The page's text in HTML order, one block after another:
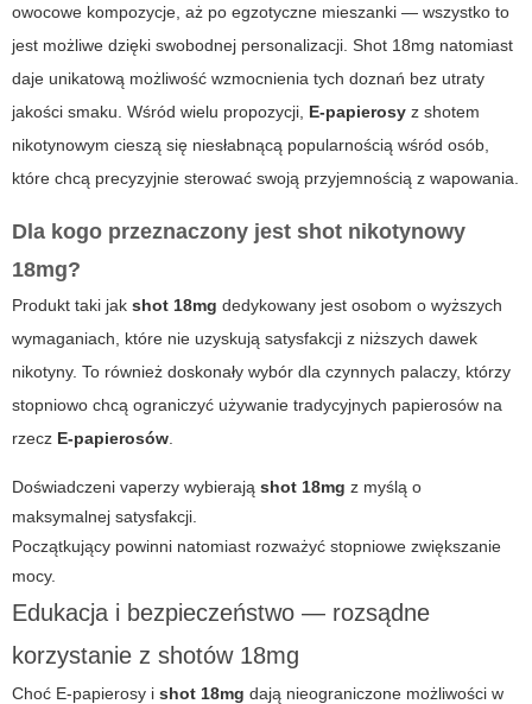
owocowe kompozycje, aż po egzotyczne mieszanki — wszystko to
jest możliwe dzięki swobodnej personalizacji. Shot 18mg natomiast
daje unikatową możliwość wzmocnienia tych doznań bez utraty
jakości smaku. Wśród wielu propozycji, E-papierosy z shotem
nikotynowym cieszą się niesłabnącą popularnością wśród osób,
które chcą precyzyjnie sterować swoją przyjemnością z wapowania.
Dla kogo przeznaczony jest shot nikotynowy
18mg?
Produkt taki jak shot 18mg dedykowany jest osobom o wyższych
wymaganiach, które nie uzyskują satysfakcji z niższych dawek
nikotyny. To również doskonały wybór dla czynnych palaczy, którzy
stopniowo chcą ograniczyć używanie tradycyjnych papierosów na
rzecz E-papierosów
Doświadczeni vaperzy wybierają shot 18mg z myślą o
maksymalnej satysfakcji.
Początkujący powinni natomiast rozważyć stopniowe zwiększanie
mocy.
Edukacja i bezpieczeństwo — rozsądne
korzystanie z shotów 18mg
Choć E-papierosy i shot 18mg dają nieograniczone możliwości w